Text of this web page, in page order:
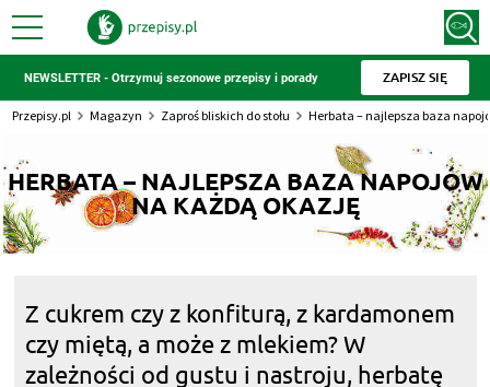
NEWSLETTER - Otrzymuj sezonowe przepisy i porady ZAPISZ SIĘ
Przepisy.pl Magazyn Zaproś bliskich do stołu Herbata – najlepsza baza
HERBATA – NAJLEPSZA BAZA NAPOJÓW
NA KAŻDĄ OKAZJĘ
Z cukrem czy z konfiturą, z kardamonem
czy miętą, a może z mlekiem? W
zależności od gustu i nastroju, herbatę